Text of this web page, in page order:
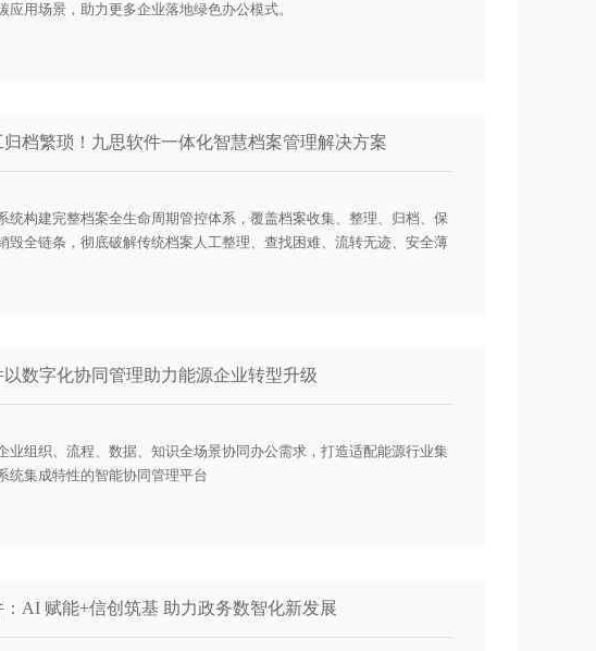
应用场景，助力更多企业落地绿色办公模式。
档繁琐！九思软件一体化智慧档案管理解决方案
统构建完整档案全生命周期管控体系，覆盖档案收集、整理、归档、保
毁全链条，彻底破解传统档案人工整理、查找困难、流转无迹、安全薄
数字化协同管理助力能源企业转型升级
业组织、流程、数据、知识全场景协同办公需求，打造适配能源行业集
统集成特性的智能协同管理平台
AI 赋能+信创筑基 助力政务数智化新发展